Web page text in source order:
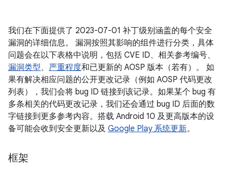
我们在下面提供了 2023-07-01 补丁级别涵盖的每个安全
漏洞的详细信息。 漏洞按照其影响的组件进行分类，具体
问题会在以下表格中说明，包括 CVE ID、相关参考编号、
漏洞类型、 严重程度和已更新的 AOSP 版本（若有）。 如
果有解决相应问题的公开更改记录（例如 AOSP 代码更改
列表），我们会将 bug ID 链接到该记录。如果某个 bug 有
多条相关的代码更改记录，我们还会通过 bug ID 后面的数
字链接到更多参考内容。搭载 Android 10 及更高版本的设
备可能会收到安全更新以及 Google Play 系统更新。
框架